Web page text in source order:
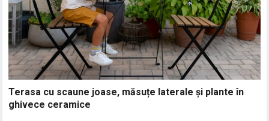
Terasa cu scaune joase, măsuțe laterale și plante în
ghivece ceramice